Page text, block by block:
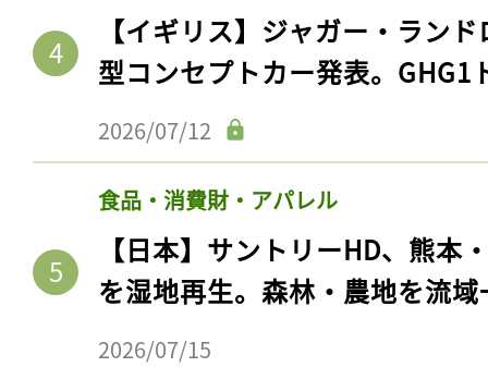
【イギリス】ジャガー・ラン
型コンセプトカー発表。GHG1
2026/07/12
食品・消費財・アパレル
【日本】サントリーHD、熊本
を湿地再生。森林・農地を流
2026/07/15